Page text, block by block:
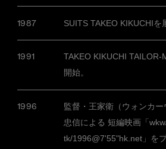
1987 SUITS TAKEO KIKUCHIを
1991
TAKEO KIKUCHI TAILOR-
開始。
1996
監督・王家衛（ウォンカ
忠信による 短編映画「
tk/1996@7'55"hk.net」を